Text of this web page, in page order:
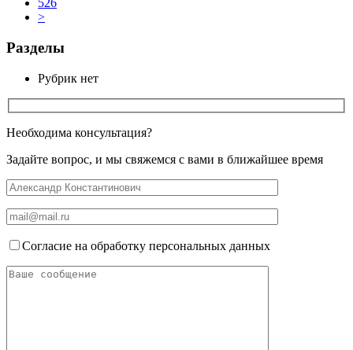
526
>
Разделы
Рубрик нет
Необходима консультация?
Задайте вопрос, и мы свяжемся с вами в ближайшее время
Согласие на обработку персональных данных